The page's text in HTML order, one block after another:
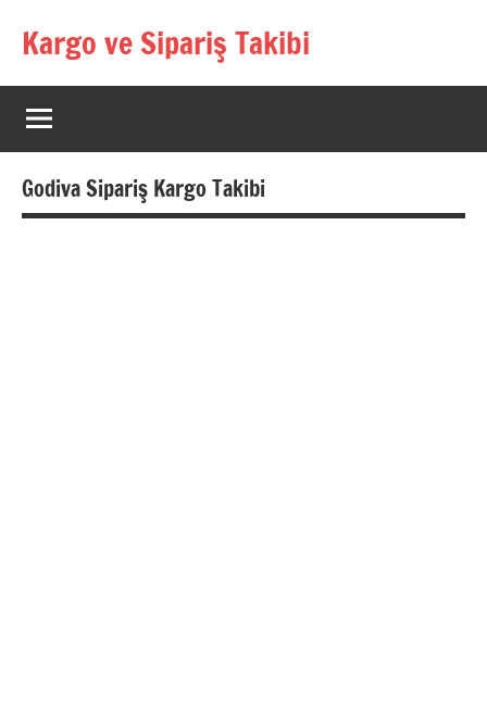
Kargo ve Sipariş Takibi
Kargo
Takip
Rehberi
Godiva Sipariş Kargo Takibi